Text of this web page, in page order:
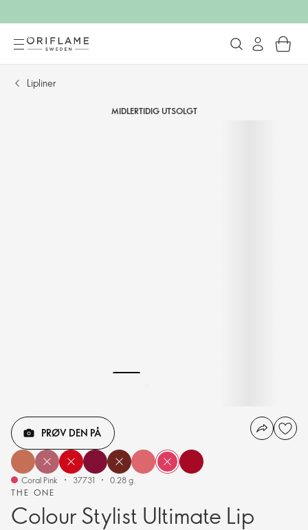
Lipliner
MIDLERTIDIG UTSOLGT
THE ONE
Colour Stylist Ultimate Lip
PRØV DEN PÅ
Coral Pink 37731 0.28 g.